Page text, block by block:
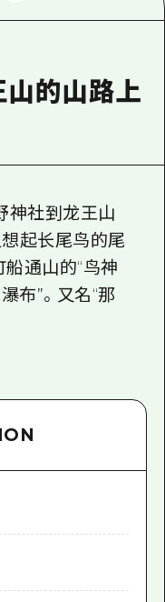
的山路上
神社到龙王山
起长尾鸟的尾
通山的“鸟神
布”。又名“那